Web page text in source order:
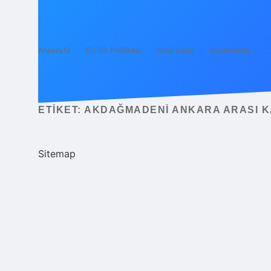
Anasayfa Gizlilik Politikası Yasal Uyarı Hakkımızda
ETIKET: AKDAĞMADENI ANKARA ARASI
Sitemap